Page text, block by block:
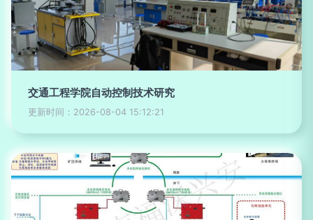
交通工程学院自动控制技术研究
更新时间：2026-08-04 15:12:21